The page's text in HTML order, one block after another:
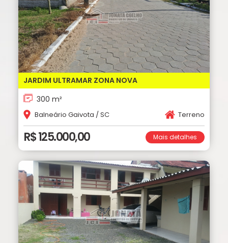
JARDIM ULTRAMAR ZONA NOVA
300 m²
Balneário Gaivota / SC Terreno
R$ 125.000,00 Mais detalhes